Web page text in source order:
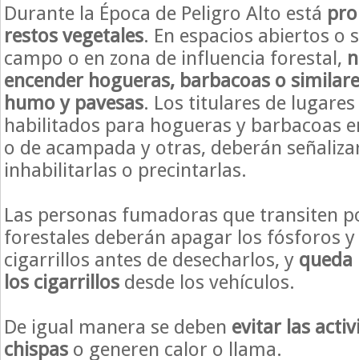
Durante la Época de Peligro Alto está
restos vegetales. En espacios abiertos o
campo o en zona de influencia forestal,
encender hogueras, barbacoas o
humo y pavesas. Los titulares de
habilitados para hogueras y barbacoas
o de acampada y otras, deberán
inhabilitarlas o precintarlas.
Las personas fumadoras que transiten
forestales deberán apagar los fósforos
cigarrillos antes de desecharlos, y
los cigarrillos desde los vehículos.
De igual manera se deben evitar las
chispas o generen calor o llama.